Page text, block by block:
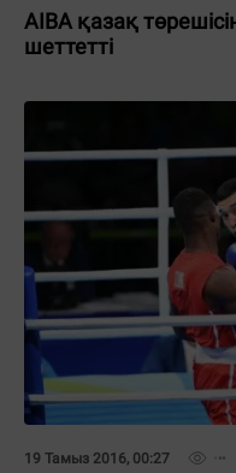
AIBA қазақ
шеттетті
19 Тамыз 2016, 00:27